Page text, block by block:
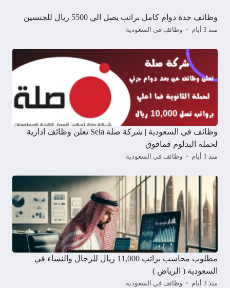
وظائف جدة دوام كامل براتب يصل الي 5500 ريال للجنسين
منذ 3 أيام وظائف في السعودية
وظائف في السعودية | شركة صلة Sela تعلن وظائف ادارية
لحملة البدلوم فمافوق
منذ 3 أيام وظائف في السعودية
مطلوب محاسب براتب 11,000 ريال للرجال والنساء في
السعودية ( الرياض )
منذ 3 أيام وظائف في السعودية